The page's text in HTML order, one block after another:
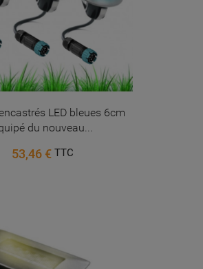
LED bleues 6cm
du nouveau...
53,46 € TTC